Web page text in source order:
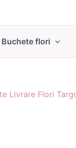
Buchete flori